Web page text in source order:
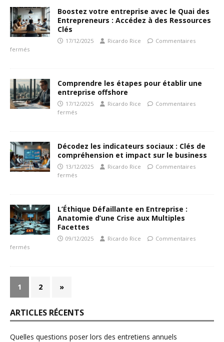
Boostez votre entreprise avec le Quai des
Entrepreneurs : Accédez à des Ressources
Clés
17/12/2025 Ricardo Rice
Commentaires
fermés
Comprendre les étapes pour établir une
entreprise offshore
17/12/2025 Ricardo Rice
Commentaires
fermés
Décodez les indicateurs sociaux : Clés de
compréhension et impact sur le business
13/12/2025 Ricardo Rice
Commentaires
fermés
L’Éthique Défaillante en Entreprise :
Anatomie d’une Crise aux Multiples
Facettes
09/12/2025 Ricardo Rice
Commentaires
fermés
1 2 »
ARTICLES RÉCENTS
Quelles questions poser lors des entretiens annuels